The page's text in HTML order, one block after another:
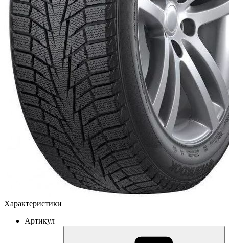
Характеристики
Артикул